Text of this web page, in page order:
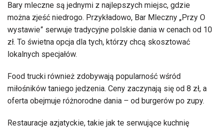
Bary mleczne są jednymi z najlepszych miejsc, gdzie
można zjeść niedrogo. Przykładowo, Bar Mleczny „Przy O
wystawie” serwuje tradycyjne polskie dania w cenach od 10
zł. To świetna opcja dla tych, którzy chcą skosztować
lokalnych specjałów.
Food trucki również zdobywają popularność wśród
miłośników taniego jedzenia. Ceny zaczynają się od 8 zł, a
oferta obejmuje różnorodne dania – od burgerów po zupy.
Restauracje azjatyckie, takie jak te serwujące kuchnię